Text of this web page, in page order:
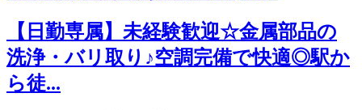
【日勤専属】未経験歓迎☆金属部品の
洗浄・バリ取り♪空調完備で快適◎駅か
ら徒...